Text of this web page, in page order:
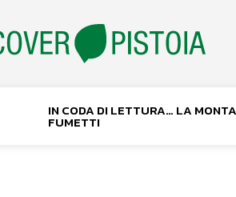
IN CODA DI LETTURA… LA
FUMETTI